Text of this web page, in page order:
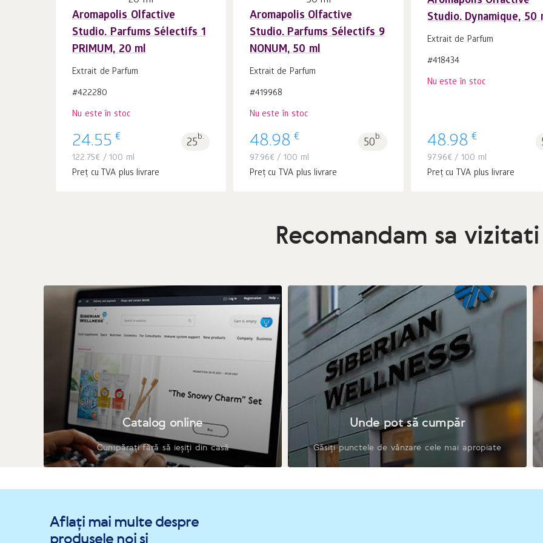
Aromapolis Olfactive
Studio. Parfums Sélectifs 1
PRIMUM, 20 ml
Extrait de Parfum
#422280
Nu este în stoc
24.55 € 25b.
122.75€ / 100 ml
Preț cu TVA plus livrare
Aromapolis Olfactive
Studio. Parfums Sélectifs 9
NONUM, 50 ml
Extrait de Parfum
#419968
Nu este în stoc
48.98 € 50b.
97.96€/ 100 ml
Preț cu TVA plus livrare
Studio. Dynamique, 50
Extrait de Parfum
#418434
Nu este în stoc
48.98 €
97.96€/ 100 ml
Preț cu TVA plus livrare
Recomandam sa vizitati
Catalog online
Cumpărați fără să ieșiți din casă
Unde pot să cumpăr
Găsiți punctele de vânzare cele mai apropiate
Aflați mai multe despre
produsele noi și